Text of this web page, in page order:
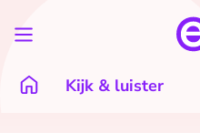
Kijk & luister